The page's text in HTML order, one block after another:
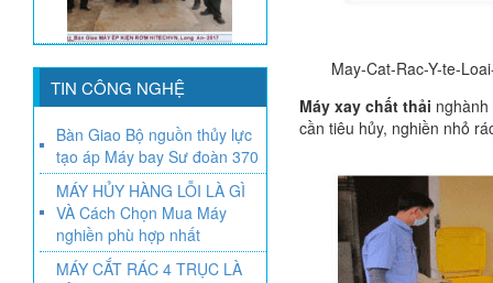
TIN CÔNG NGHỆ
Bàn Giao Bộ nguồn thủy lực
tạo áp Máy bay Sư đoàn 370
MÁY HỦY HÀNG LỖI LÀ GÌ
VÀ Cách Chọn Mua Máy
nghiền phù hợp nhất
MÁY CẮT RÁC 4 TRỤC LÀ
May-Cat-Rac-Y-te-
Máy xay chất thải
cần tiêu hủy, nghiền nhỏ